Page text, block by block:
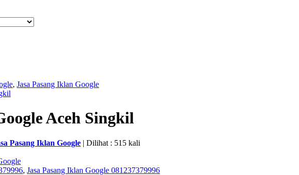
, Jasa Pasang Iklan Google
Aceh Singkil
Pasang Iklan Google | Dilihat : 515 kali
, Jasa Pasang Iklan Google 081237379996